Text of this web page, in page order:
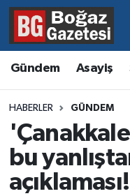
Gündem Asayiş
HABERLER GÜNDEM
bu
açıklaması!
Asayiş
Eğitim
Ekonomi
Gündem
Hava Durumu
Trafik Durumu
Süper Lig Puan
Tüm Manşetler